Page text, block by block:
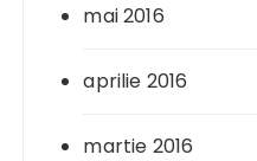
mai 2016
aprilie 2016
martie 2016